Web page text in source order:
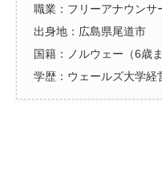
職業：フリーアナウンサ
出身地：広島県尾道市
国籍：ノルウェー（6歳
学歴：ウェールズ大学経